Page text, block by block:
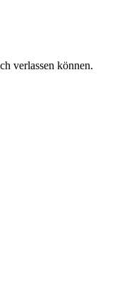
verlassen können.